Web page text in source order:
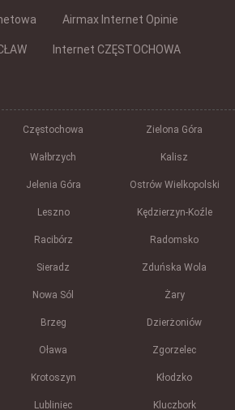
Airmax Internet Opinie
Internet CZĘSTOCHOWA
Częstochowa Zielona Góra
Wałbrzych Kalisz
Jelenia Góra Ostrów Wielkopolski
Leszno Kędzierzyn-Koźle
Racibórz Radomsko
Sieradz Zduńska Wola
Nowa Sól Żary
Brzeg Dzierżoniów
Oława Zgorzelec
Krotoszyn Kłodzko
Lubliniec Kluczbork